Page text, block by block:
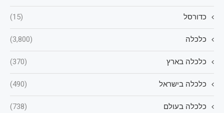
כדורסל (15)
כלכלה (3,800)
כלכלה בארץ (370)
כלכלה בישראל (490)
כלכלה בעולם (738)